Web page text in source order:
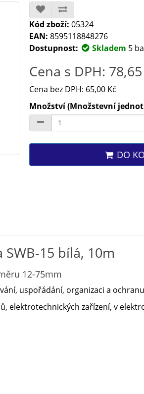
Kód zboží: 05324
EAN: 8595118848276
Dostupnost:
Skladem 5
Cena s DPH:
Cena bez DPH: 65,00 Kč
Množství (Množstevní
DO
15 bílá, 10m
12-75mm
uspořádání, organizaci a
elektrotechnických zařízení, v